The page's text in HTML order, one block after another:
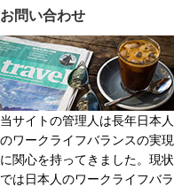
お問い合わせ
当サイトの管理人は長年日本人
のワークライフバランスの実現
に関心を持ってきました。現状
では日本人のワークライフバラ